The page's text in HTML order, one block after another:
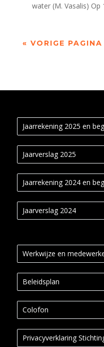
water (M. Vasalis) Op
« VORIGE PAGINA
Jaarrekening 2025 en
Jaarverslag 2025
Jaarrekening 2024 en
Jaarverslag 2024
Werkwijze en
Beleidsplan
Colofon
Privacyverklaring